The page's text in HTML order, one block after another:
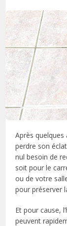
Après
perdre son
nul besoin de
soit pour le
ou de votre
pour préserver
Et pour cause,
peuvent